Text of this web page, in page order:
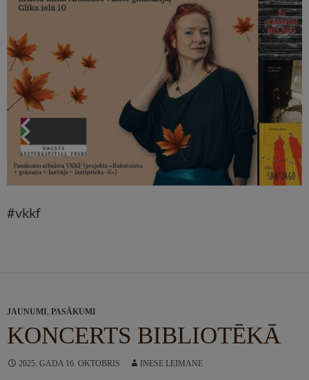
#vkkf
JAUNUMI, PASĀKUMI
KONCERTS BIBLIOTĒKĀ
2025. GADA 16. OKTOBRIS INESE LEIMANE